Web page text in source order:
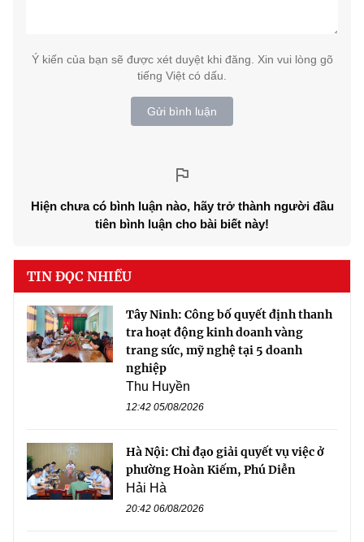
Ý kiến của bạn sẽ được xét duyệt khi đăng. Xin vui lòng gõ
tiếng Việt có dấu.
Gửi bình luận
Hiện chưa có bình luận nào, hãy trở thành người đầu
tiên bình luận cho bài biết này!
TIN ĐỌC NHIỀU
Tây Ninh: Công bố quyết định thanh
tra hoạt động kinh doanh vàng
trang sức, mỹ nghệ tại 5 doanh
nghiệp
Thu Huyền
12:42 05/08/2026
Hà Nội: Chỉ đạo giải quyết vụ việc ở
phường Hoàn Kiếm, Phú Diễn
Hải Hà
20:42 06/08/2026